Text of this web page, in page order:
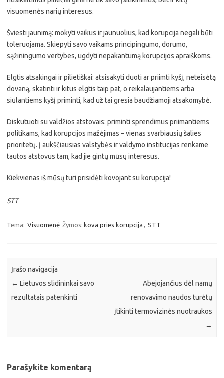
visuomenės narių interesus.
Šviesti jaunimą: mokyti vaikus ir jaunuolius, kad korupcija negali būti
toleruojama. Skiepyti savo vaikams principingumo, dorumo,
sąžiningumo vertybes, ugdyti nepakantumą korupcijos apraiškoms.
Elgtis atsakingai ir pilietiškai: atsisakyti duoti ar priimti kyšį, neteisėtą
dovaną, skatinti ir kitus elgtis taip pat, o reikalaujantiems arba
siūlantiems kyšį priminti, kad už tai gresia baudžiamoji atsakomybė.
Diskutuoti su valdžios atstovais: priminti sprendimus priimantiems
politikams, kad korupcijos mažėjimas – vienas svarbiausių šalies
prioritetų. Į aukščiausias valstybės ir valdymo institucijas renkame
tautos atstovus tam, kad jie gintų mūsų interesus.
Kiekvienas iš mūsų turi prisidėti kovojant su korupcija!
STT
Tema: Visuomenė Žymos: kova pries korupcija , STT
Įrašo navigacija
← Lietuvos slidininkai savo
rezultatais patenkinti
Abejojančius dėl namų
renovavimo naudos turėtų
įtikinti termovizinės nuotraukos
→
Parašykite komentarą